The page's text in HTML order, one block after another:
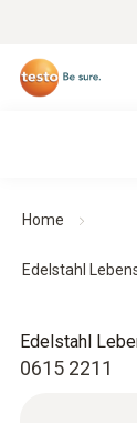
Home
Edelstahl
0615 2211
Edelstahl